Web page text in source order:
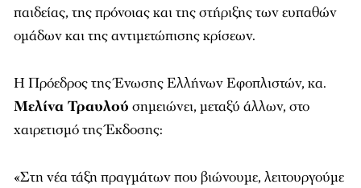
παιδείας, της πρόνοιας και της στήριξης των ευπαθών
ομάδων και της αντιμετώπισης κρίσεων.
Η Πρόεδρος της Ένωσης Ελλήνων Εφοπλιστών, κα.
Μελίνα Τραυλού σημειώνει, μεταξύ άλλων, στο
χαιρετισμό της Έκδοσης:
«Στη νέα τάξη πραγμάτων που βιώνουμε, λειτουργούμε